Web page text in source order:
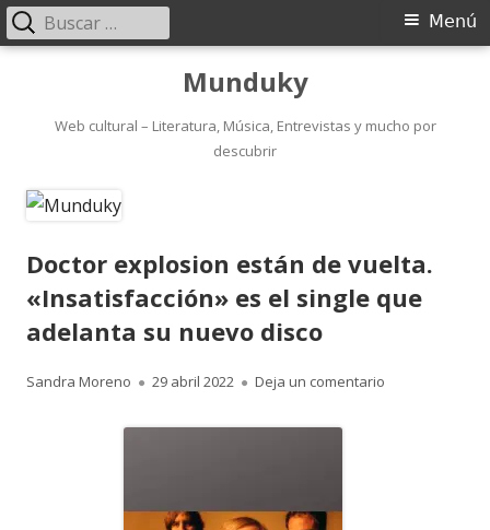
contenido
Munduky
Web cultural – Literatura, Música, Entrevistas y mucho por
descubrir
Menú
Menú
Buscar:
Doctor explosion están de vuelta.
«Insatisfacción» es el single que
adelanta su nuevo disco
Autor
Sandra Moreno
Publicado
29 abril 2022 Deja un comentario